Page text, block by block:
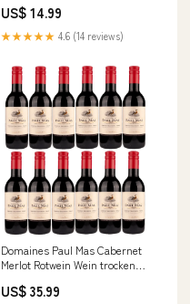
US$ 14.99
★★★★★ 4.6 (14 reviews)
Domaines Paul Mas Cabernet
Merlot Rotwein Wein trocken
Gänsehaut
US$ 35.99